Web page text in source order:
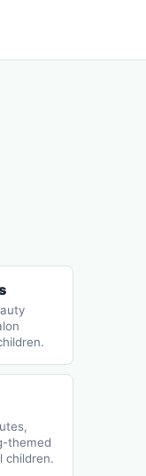
themed
children.